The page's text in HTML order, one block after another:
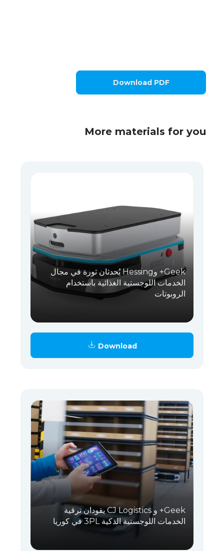
Download PDF
More materials for you
Geek+ وHessing يُحدثان ثورة في مجال
الخدمات اللوجستية الغذائية باستخدام
الروبوتات
Download
Geek+ و CJ Logistics يقودان ترقية
الخدمات اللوجستية الذكية 3PL في كوريا